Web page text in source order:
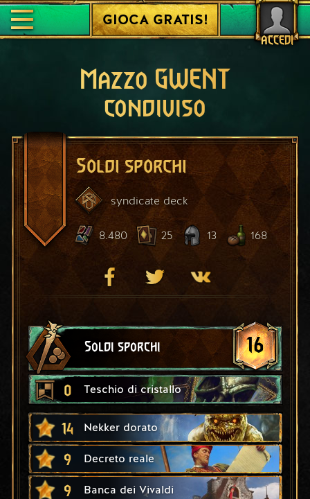
ACCEDI
GIOCA GRATIS!
Mazzo GWENT
condiviso
Soldi sporchi
syndicate deck
8.480 25 13 168
Soldi sporchi 16
0 Teschio di cristallo
14 Nekker dorato
9 Decreto reale
9 Banca dei Vivaldi